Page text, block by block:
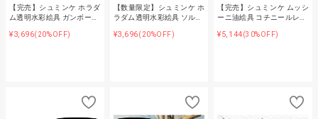
【完売】シュミンケ ホラダ
ム透明水彩絵具 ガンボー…
¥3,696(20%OFF)
【数量限定】シュミンケ ホ
ラダム透明水彩絵具 ソル…
¥3,696(20%OFF)
【完売】シュミンケ ムッシ
ーニ油絵具 コチニールレ…
¥5,144(30%OFF)